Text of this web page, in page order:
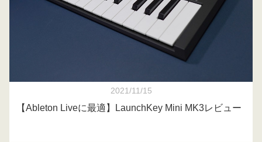
2021/11/15
【Ableton Liveに最適】LaunchKey Mini MK3レビュー